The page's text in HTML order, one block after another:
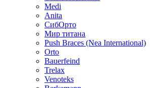
Medi
Anita
СибОрто
Мир титана
Push Braces (Nea International)
Orto
Bauerfeind
Trelax
Venoteks